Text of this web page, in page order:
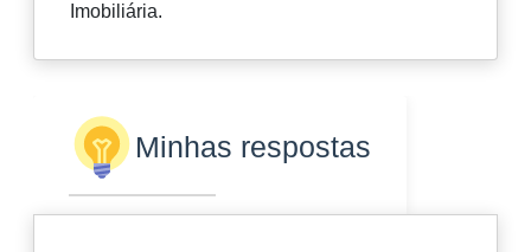
Imobiliária.
Minhas respostas